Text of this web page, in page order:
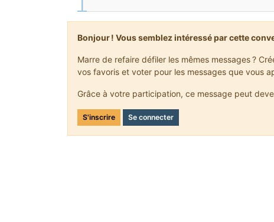
Bonjour ! Vous semblez intéressé par cette
Marre de refaire défiler les mêmes messages ?
vos favoris et voter pour les messages que vous
Grâce à votre participation, ce message peut
S'inscrire Se connecter